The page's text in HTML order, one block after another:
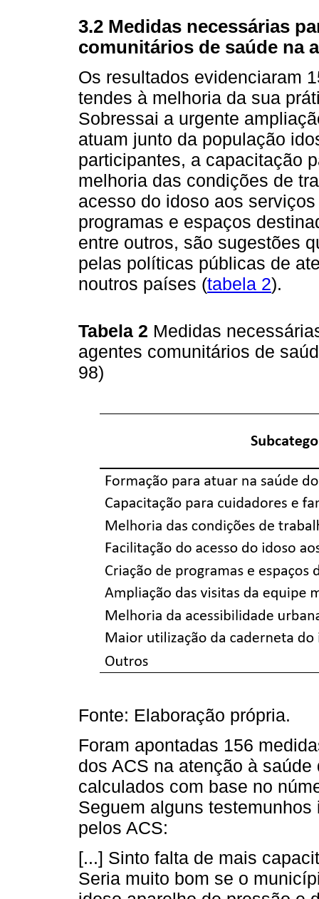
3.2 Medidas necessárias
comunitários de saúde na
Os resultados evidenciaram
tendes à melhoria da sua
Sobressai a urgente
atuam junto da população
participantes, a capacitação
melhoria das condições de
acesso do idoso aos
programas e espaços
entre outros, são sugestões
pelas políticas públicas de
noutros países (tabela 2).
Tabela 2 Medidas
agentes comunitários de
98)
Fonte: Elaboração própria.
Foram apontadas 156
dos ACS na atenção à
calculados com base no
Seguem alguns
pelos ACS:
[...] Sinto falta de mais
Seria muito bom se o